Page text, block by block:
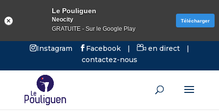
Instagram Facebook | en direct
|
contactez-nous
Le Pouliguen
Neocity
GRATUITE - Sur le Google Play
Télécharger